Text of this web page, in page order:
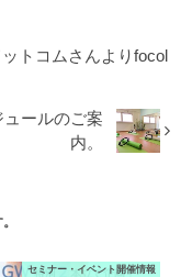
トコムさんよりfocol
ールのご案
内。
セミナー・イベント開催情報